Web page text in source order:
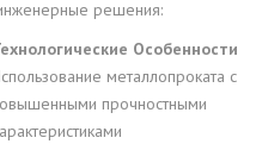
решения:
Особенности
металлопроката с
прочностными